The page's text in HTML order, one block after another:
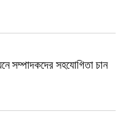
সম্পাদকদের সহযোগিতা চান